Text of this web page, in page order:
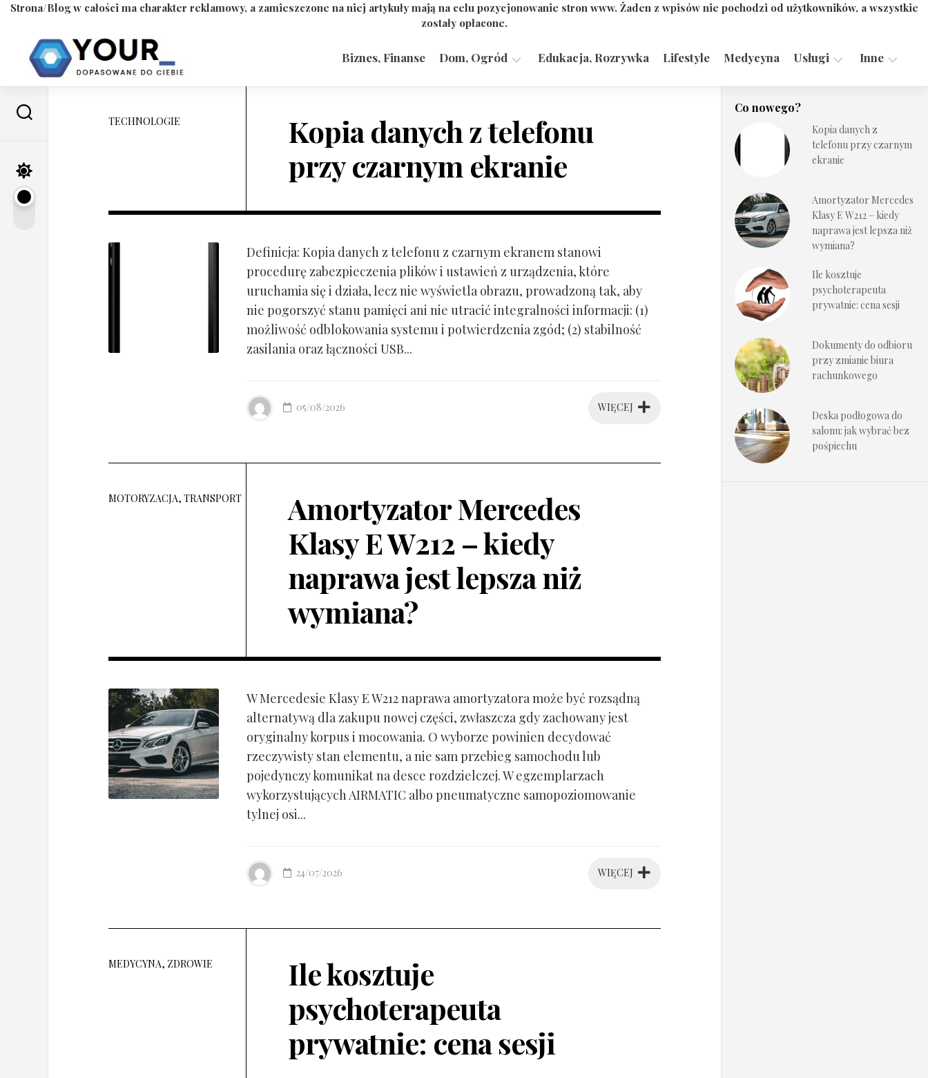
Strona/Blog w całości ma charakter reklamowy, a zamieszczone na niej artykuły mają na celu pozycjonowanie stron www. Żaden z wpisów nie pochodzi od użytkowników, a wszystkie
zostały opłacone.
content
Biznes, Finanse Dom, Ogród Edukacja, Rozrywka Lifestyle Medycyna Usługi
Technologie
Inne
TECHNOLOGIE
Kopia danych z telefonu
przy czarnym ekranie
Definicja: Kopia danych z telefonu z czarnym ekranem stanowi
procedurę zabezpieczenia plików i ustawień z urządzenia, które
uruchamia się i działa, lecz nie wyświetla obrazu, prowadzoną tak, aby
nie pogorszyć stanu pamięci ani nie utracić integralności informacji: (1)
możliwość odblokowania systemu i potwierdzenia zgód; (2) stabilność
zasilania oraz łączności USB...
WIĘCEJ
05/08/2026
MOTORYZACJA, TRANSPORT
Amortyzator Mercedes
Klasy E W212 – kiedy
naprawa jest lepsza niż
wymiana?
W Mercedesie Klasy E W212 naprawa amortyzatora może być rozsądną
alternatywą dla zakupu nowej części, zwłaszcza gdy zachowany jest
oryginalny korpus i mocowania. O wyborze powinien decydować
rzeczywisty stan elementu, a nie sam przebieg samochodu lub
pojedynczy komunikat na desce rozdzielczej. W egzemplarzach
wykorzystujących AIRMATIC albo pneumatyczne samopoziomowanie
tylnej osi...
WIĘCEJ
24/07/2026
MEDYCYNA, ZDROWIE
Ile kosztuje
psychoterapeuta
prywatnie: cena sesji
Co nowego?
Kopia danych z
telefonu przy czarnym
ekranie
Amortyzator Mercedes
Klasy E W212 – kiedy
naprawa jest lepsza niż
wymiana?
Ile kosztuje
psychoterapeuta
prywatnie: cena sesji
Dokumenty do odbioru
przy zmianie biura
rachunkowego
Deska podłogowa do
salonu: jak wybrać bez
pośpiechu